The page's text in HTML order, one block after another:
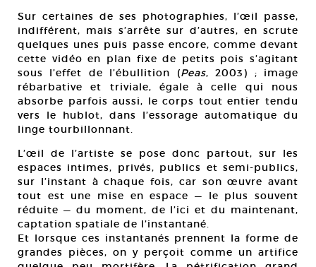
Sur certaines de ses photographies, l’œil passe,
indifférent, mais s’arrête sur d’autres, en scrute
quelques unes puis passe encore, comme devant
cette vidéo en plan fixe de petits pois s’agitant
sous l’effet de l’ébullition (Peas, 2003) ; image
rébarbative et triviale, égale à celle qui nous
absorbe parfois aussi, le corps tout entier tendu
vers le hublot, dans l’essorage automatique du
linge tourbillonnant.
L’œil de l’artiste se pose donc partout, sur les
espaces intimes, privés, publics et semi-publics,
sur l’instant à chaque fois, car son œuvre avant
tout est une mise en espace — le plus souvent
réduite — du moment, de l’ici et du maintenant,
captation spatiale de l’instantané.
Et lorsque ces instantanés prennent la forme de
grandes pièces, on y perçoit comme un artifice